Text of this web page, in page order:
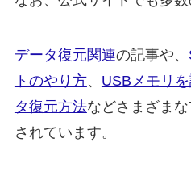
データ復元関連の記事や、
トのやり方、 USBメモリ
タ復元方法などさまざま
されています。